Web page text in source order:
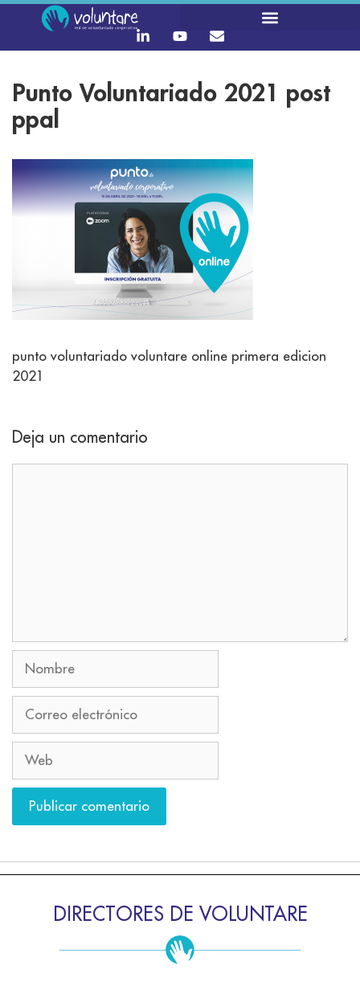
Punto Voluntariado 2021 post
ppal
punto voluntariado voluntare online primera edicion
2021
Deja un comentario
DIRECTORES DE VOLUNTARE